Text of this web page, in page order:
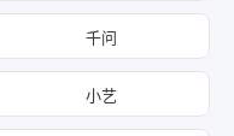
千问
小艺